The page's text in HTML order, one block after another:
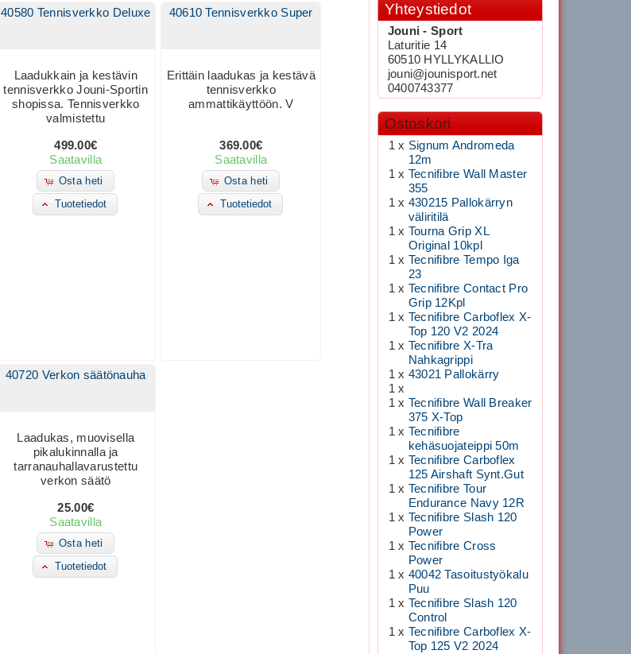
40580 Tennisverkko Deluxe
Laadukkain ja kestävin
tennisverkko Jouni-Sportin
shopissa. Tennisverkko
valmistettu
499.00€
Saatavilla
Osta heti
Tuotetiedot
40610 Tennisverkko Super
Erittäin laadukas ja kestävä
tennisverkko
ammattikäyttöön. V
369.00€
Saatavilla
Osta heti
Tuotetiedot
40720 Verkon säätönauha
Laadukas, muovisella
pikalukinnalla ja
tarranauhallavarustettu
verkon säätö
25.00€
Saatavilla
Osta heti
Tuotetiedot
Yhteystiedot
Jouni - Sport
Laturitie 14
60510 HYLLYKALLIO
jouni@jounisport.net
0400743377
Ostoskori
1 x Signum Andromeda
12m
1 x Tecnifibre Wall Master
355
1 x 430215 Pallokärryn
väliritilä
1 x Tourna Grip XL
Original 10kpl
1 x Tecnifibre Tempo Iga
23
1 x Tecnifibre Contact Pro
Grip 12Kpl
1 x Tecnifibre Carboflex X-
Top 120 V2 2024
1 x Tecnifibre X-Tra
Nahkagrippi
1 x 43021 Pallokärry
1 x
1 x Tecnifibre Wall Breaker
375 X-Top
1 x Tecnifibre
kehäsuojateippi 50m
1 x Tecnifibre Carboflex
125 Airshaft Synt.Gut
1 x Tecnifibre Tour
Endurance Navy 12R
1 x Tecnifibre Slash 120
Power
1 x Tecnifibre Cross
Power
1 x 40042 Tasoitustyökalu
Puu
1 x Tecnifibre Slash 120
Control
1 x Tecnifibre Carboflex X-
Top 125 V2 2024